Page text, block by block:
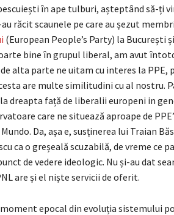
în ape tulburi, așteptând să-ți
răcit scaunele pe care au șezut
(European People’s Party) la București
bine în grupul liberal, am avut
alta parte ne uitam cu interes la PPE,
are multe similitudini cu al nostru.
dreapta față de liberalii europeni in
care ne situează aproape de
Da, așa e, susținerea lui Traian
ca o greșeală scuzabilă, de vreme ce
de vedere ideologic. Nu și-au dat
are și el niște servicii de oferit.
epocal din evoluția sistemului